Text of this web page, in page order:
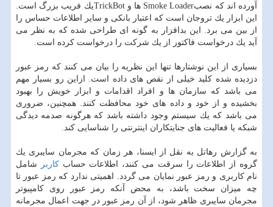
آورده اند كه نصبSmoke Loader ها و TrickBotیك فریب بزرگ است.
این ابزار یك تروجان است كه اعتبار بانكی و سایر اطلاعات حساس را
از بین می برد. این بدافزار به گونه ای طراحی شده كه به نظر می
آید یك درخواست فاكتور از یك شركت را درخواست كرده است.
بسیاری از این نوشتارها تنها این نظریه را بیان می كنند كه رمز عبور
دزدیده شده كلید خیلی از نقص های داده است. ازاین رو بسیار مهم
می باشد كه سازمان ها و افراد اقدامات و ابزار خویش را بهبود
بخشیده و از خود و داده های خود محافظت كنند. همچنین، ضروری
می باشد كه یك سیستم وجود داشته باشد كه هرگونه صدمه دیدگی
شبكه یا فعالیت های جنایتكاران اینترنتی را شناسایی كند.
به گزارش رهاتل به نقل از ایسنا، هر زمان كه مجرمان سایبری یك
گروه از اطلاعات را سرقت می كنند، اطلاعات حسابكاربر
شامل
نام كاربری و رمز عبور نمایان می گردد. اهمیتی ندارد كه رمز عبور تا
چه میزان سخت باشد، به محض آنكه رمز عبور روی كامپیوتر
مجرمان سایبری ظاهر شود، از آن رمز عبور در جهت اعمال مجرمانه